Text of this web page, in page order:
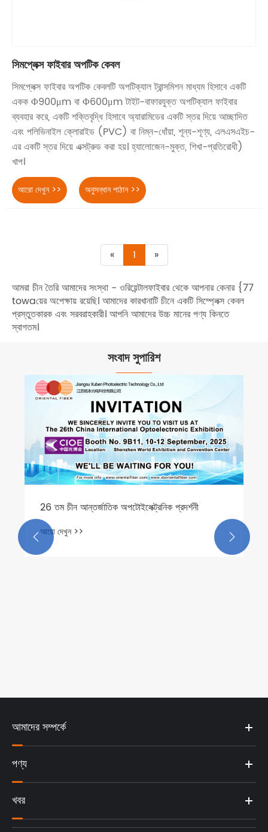
সিমপ্লেক্স ফাইবার অপটিক কেবল
সিমপ্লেক্স ফাইবার অপটিক কেবলটি অপটিক্যাল ট্রান্সমিশন মাধ্যম হিসাবে একটি
একক Φ900μm বা Φ600μm টাইট-বাফারযুক্ত অপটিক্যাল ফাইবার
ব্যবহার করে, একটি শক্তিবৃদ্ধি হিসাবে অ্যারামিডের একটি স্তর দিয়ে আচ্ছাদিত
এবং পলিভিনাইল ক্লোরাইড (PVC) বা নিম্ন-ধোঁয়া, শূন্য-শূণ্য, এলএসএইচ-
এর একটি স্তর দিয়ে এক্সট্রুড করা হয়। হ্যালোজেন-মুক্ত, শিখা-প্রতিরোধী)
খাপ।
আরো দেখুন >> অনুসন্ধান পাঠান >>
« 1 »
আমরা চীন তৈরি আমাদের সংস্থা - ওরিয়েন্টালফাইবার থেকে আপনার কেনার {77
towaয়ের অপেক্ষায় রয়েছি। আমাদের কারখানাটি চীনে একটি সিম্প্লেক্স কেবল
প্রস্তুতকারক এবং সরবরাহকারী। আপনি আমাদের উচ্চ মানের পণ্য কিনতে
স্বাগতম।
সংবাদ সুপারিশ
26 তম চীন আন্তর্জাতিক অপটোইলেক্ট্রনিক প্রদর্শনী
আরো দেখুন >>
 
আমাদের সম্পর্কে
পণ্য
খবর